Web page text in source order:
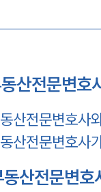
산전문변호
산전문변호사
산전문변호사
산전문변호